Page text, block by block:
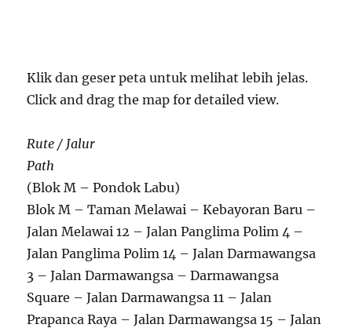
Klik dan geser peta untuk melihat lebih jelas.
Click and drag the map for detailed view.
Rute / Jalur
Path
(Blok M – Pondok Labu)
Blok M – Taman Melawai – Kebayoran Baru –
Jalan Melawai 12 – Jalan Panglima Polim 4 –
Jalan Panglima Polim 14 – Jalan Darmawangsa
3 – Jalan Darmawangsa – Darmawangsa
Square – Jalan Darmawangsa 11 – Jalan
Prapanca Raya – Jalan Darmawangsa 15 – Jalan